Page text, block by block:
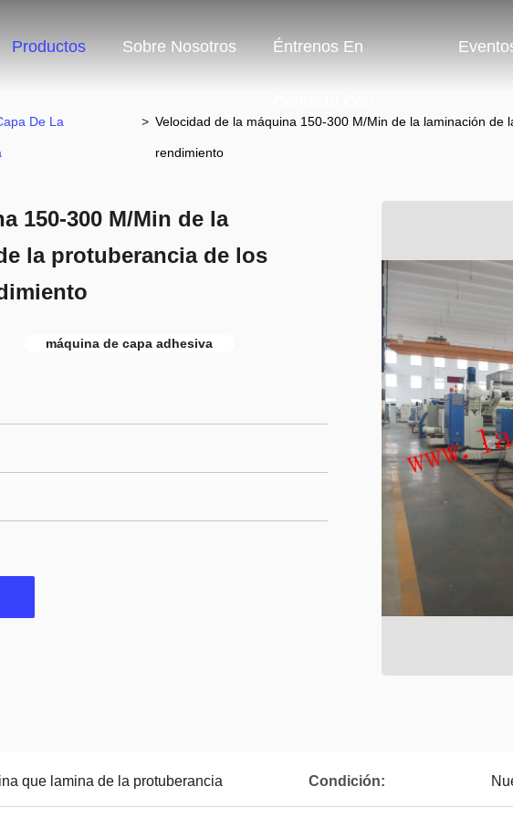
Productos Sobre Nosotros Éntrenos En
De La > Velocidad de la máquina 150-300 M/Min de la laminación
rendimiento
150-300 M/Min de la
la protuberancia de los
máquina de capa adhesiva
que lamina de la protuberancia Condición: